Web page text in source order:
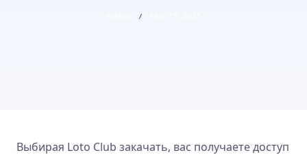
Выбирая Loto Club закачать, вас получаете доступ